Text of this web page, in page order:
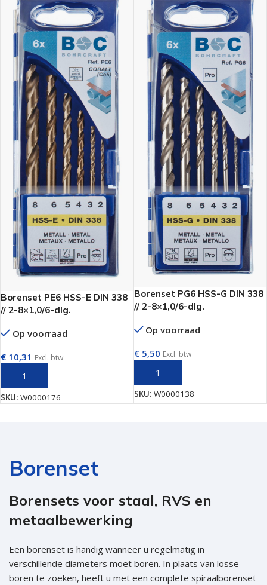
Borenset PE6 HSS-E DIN 338
// 2-8×1,0/6-dlg.
Op voorraad
€ 10,31 Excl. btw
SKU: W0000176
Borenset PG6 HSS-G DIN 338
// 2-8×1,0/6-dlg.
Op voorraad
€5,50 Excl. btw
SKU: W0000138
Borenset
Borensets voor staal, RVS en
metaalbewerking
Een borenset is handig wanneer u regelmatig in
verschillende diameters moet boren. In plaats van losse
boren te zoeken, heeft u met een complete spiraalborenset